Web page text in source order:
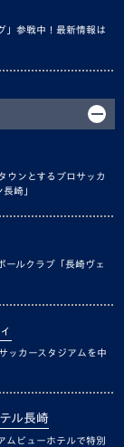
」参戦中！最新情報は
ウンとするプロサッカ
崎」
ールクラブ「長崎ヴェ
ッカースタジアムを中
ル長崎
ムビューホテルで特別